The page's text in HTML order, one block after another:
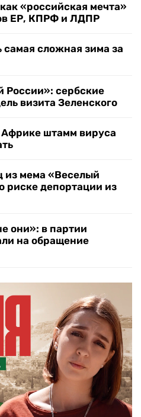
«российская мечта»
ЕР, КПРФ и ЛДПР
сложная зима за
России»: сербские
визита Зеленского
штамм вируса
мема «Веселый
риске депортации из
они»: в партии
на обращение